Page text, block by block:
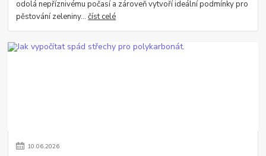
odolá nepříznivému počasí a zároveň vytvoří ideální podmínky pro
pěstování zeleniny...číst celé
10.06.2026